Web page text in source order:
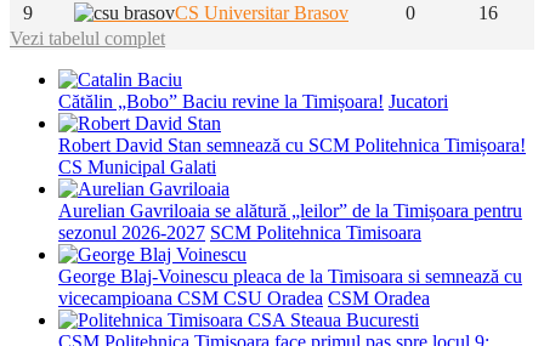
9
CS Universitar Brasov 0
16
Vezi tabelul complet
Cătălin „Bobo” Baciu revine la Timișoara! Jucatori
Robert David Stan semnează cu SCM Politehnica Timișoara!
CS Municipal Galati
Aurelian Gavriloaia se alătură „leilor” de la Timișoara pentru
sezonul 2026-2027 SCM Politehnica Timisoara
George Blaj-Voinescu pleaca de la Timisoara si semnează cu
vicecampioana CSM CSU Oradea CSM Oradea
CSM Politehnica Timișoara face primul pas spre locul 9: